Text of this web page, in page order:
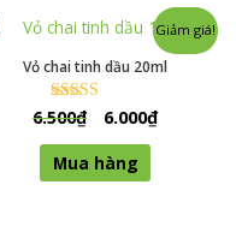
Giảm giá!
Vỏ chai tinh dầu 20ml
Được xếp
hạng
0
5 sao
6.500₫ 6.000₫
Mua hàng